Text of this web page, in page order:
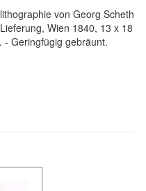
von Georg Scheth
Wien 1840, 13 x 18
- Geringfügig gebräunt.